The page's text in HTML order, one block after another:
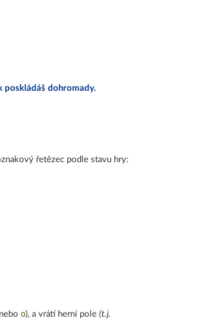
poskládáš dohromady.
řetězec podle stavu hry:
o), a vrátí herní pole (t.j.